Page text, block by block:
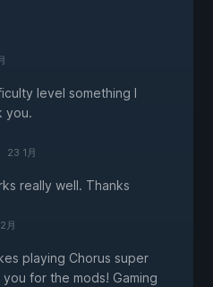
level something I
you.
23 1月
really well. Thanks
月
playing Chorus super
for the mods! Gaming